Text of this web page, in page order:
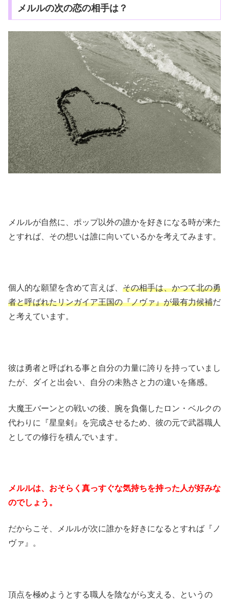
メルルの次の恋の相手は？
メルルが自然に、ポップ以外の誰かを好きになる時が来た
とすれば、その想いは誰に向いているかを考えてみます。
個人的な願望を含めて言えば、 その相手は、かつて北の勇
者と呼ばれたリンガイア王国の『ノヴァ』が最有力候補だ
と考えています。
彼は勇者と呼ばれる事と自分の力量に誇りを持っていまし
たが、ダイと出会い、自分の未熟さと力の違いを痛感。
大魔王バーンとの戦いの後、腕を負傷したロン・ベルクの
代わりに『星皇剣』を完成させるため、彼の元で武器職人
としての修行を積んでいます。
メルルは、おそらく真っすぐな気持ちを持った人が好みな
のでしょう。
だからこそ、メルルが次に誰かを好きになるとすれば『ノ
ヴァ』。
頂点を極めようとする職人を陰ながら支える、というの